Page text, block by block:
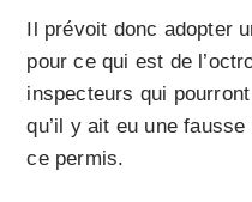
Il prévoit donc adopter
pour ce qui est de
inspecteurs qui
qu’il y ait eu une
ce permis.